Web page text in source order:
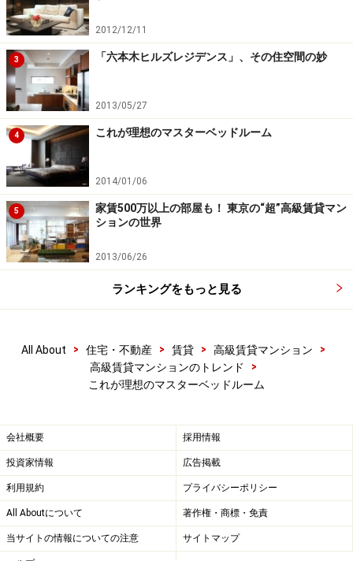
2012/12/11
3 「六本木ヒルズレジデンス」、その住空間の妙
2013/05/27
4 これが理想のマスターベッドルーム
2014/01/06
5
家賃500万以上の部屋も！ 東京の“超”高級賃貸マン
ションの世界
2013/06/26
ランキングをもっと見る
All About > 住宅・不動産 > 賃貸 > 高級賃貸マンション
>
高級賃貸マンションのトレンド
>
これが理想のマスターベッドルーム
会社概要 採用情報
投資家情報 広告掲載
利用規約 プライバシーポリシー
All Aboutについて 著作権・商標・免責
当サイトの情報についての注意 サイトマップ